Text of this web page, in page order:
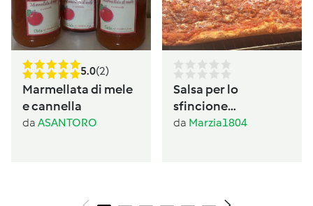
5.0(2)
Marmellata di mele
e cannella
da ASANTORO
Salsa per lo
sfincione
palermitano
da Marzia1804